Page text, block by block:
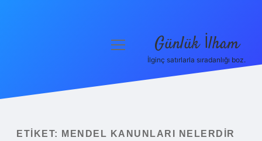
Yasal Uyarı
menüyü
Günlük İlham
İlginç satırlarla sıradanlığı boz.
ETIKET: MENDEL KANUNLARI NELERDIR